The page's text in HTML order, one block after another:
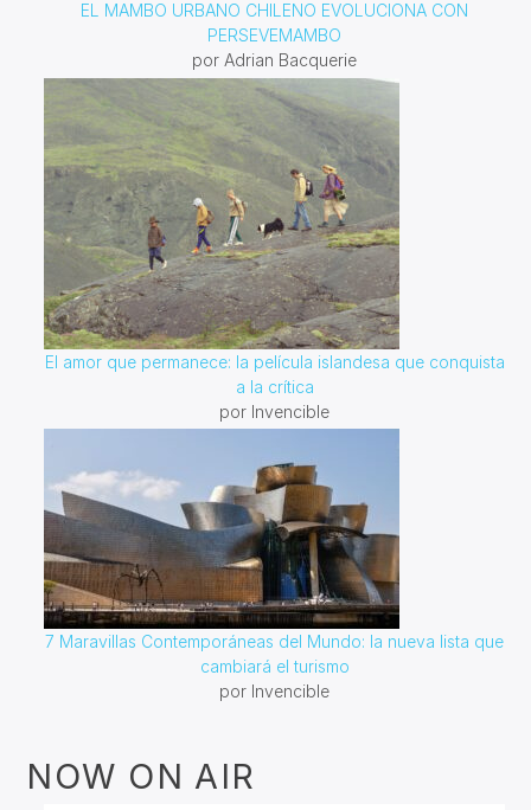
EL MAMBO URBANO CHILENO EVOLUCIONA CON
PERSEVEMAMBO
por Adrian Bacquerie
El amor que permanece: la película islandesa que conquista
a la crítica
por Invencible
7 Maravillas Contemporáneas del Mundo: la nueva lista que
cambiará el turismo
por Invencible
NOW ON AIR